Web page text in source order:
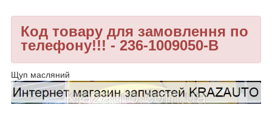
Код товару для замовлення по
телефону!!! - 236-1009050-B
Щуп масляний